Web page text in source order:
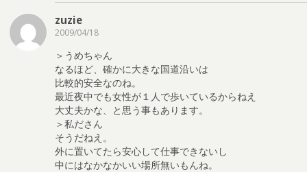
zuzie
2009/04/18
＞うめちゃん
なるほど、確かに大きな国道沿いは
比較的安全なのね。
最近夜中でも女性が１人で歩いているからねえ
大丈夫かな、と思う事もあります。
＞私ださん
そうだねえ。
外に置いてたら安心して仕事できないし
中にはなかなかいい場所無いもんね。